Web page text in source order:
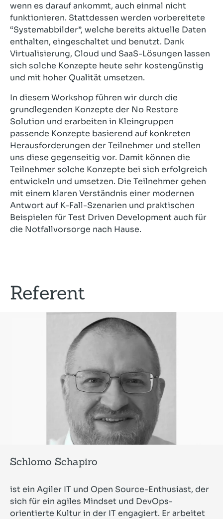
wenn es darauf ankommt, auch einmal nicht
funktionieren. Stattdessen werden vorbereitete
“Systemabbilder”, welche bereits aktuelle Daten
enthalten, eingeschaltet und benutzt. Dank
Virtualisierung, Cloud und SaaS-Lösungen lassen
sich solche Konzepte heute sehr kostengünstig
und mit hoher Qualität umsetzen.
In diesem Workshop führen wir durch die
grundlegenden Konzepte der No Restore
Solution und erarbeiten in Kleingruppen
passende Konzepte basierend auf konkreten
Herausforderungen der Teilnehmer und stellen
uns diese gegenseitig vor. Damit können die
Teilnehmer solche Konzepte bei sich erfolgreich
entwickeln und umsetzen. Die Teilnehmer gehen
mit einem klaren Verständnis einer modernen
Antwort auf K-Fall-Szenarien und praktischen
Beispielen für Test Driven Development auch für
die Notfallvorsorge nach Hause.
Referent
Schlomo Schapiro
ist ein Agiler IT und Open Source-Enthusiast, der
sich für ein agiles Mindset und DevOps-
orientierte Kultur in der IT engagiert. Er arbeitet